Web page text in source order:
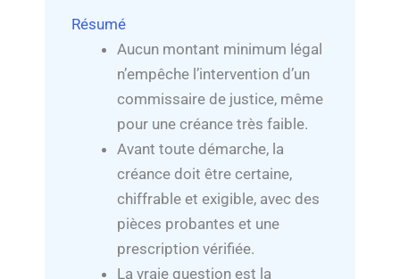
Résumé
Aucun montant minimum légal
n’empêche l’intervention d’un
commissaire de justice, même
pour une créance très faible.
Avant toute démarche, la
créance doit être certaine,
chiffrable et exigible, avec des
pièces probantes et une
prescription vérifiée.
La vraie question est la